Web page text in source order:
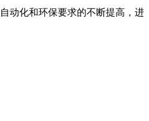
动化和环保要求的不断提高，进